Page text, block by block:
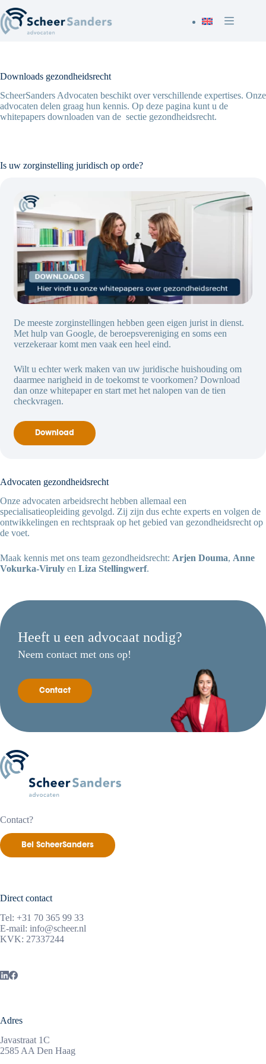
naar
de
inhoud
Downloads gezondheidsrecht
ScheerSanders Advocaten beschikt over verschillende expertises. Onze
advocaten delen graag hun kennis. Op deze pagina kunt u de
whitepapers downloaden van de sectie gezondheidsrecht.
Is uw zorginstelling juridisch op orde?
De meeste zorginstellingen hebben geen eigen jurist in dienst.
Met hulp van Google, de beroepsvereniging en soms een
verzekeraar komt men vaak een heel eind.
Wilt u echter werk maken van uw juridische huishouding om
daarmee narigheid in de toekomst te voorkomen? Download
dan onze whitepaper en start met het nalopen van de tien
checkvragen.
Download
Advocaten gezondheidsrecht
Onze advocaten arbeidsrecht hebben allemaal een
specialisatieopleiding gevolgd. Zij zijn dus echte experts en volgen de
ontwikkelingen en rechtspraak op het gebied van gezondheidsrecht op
de voet.
Maak kennis met ons team gezondheidsrecht: Arjen Douma, Anne
Vokurka-Viruly en Liza Stellingwerf.
Heeft u een advocaat nodig?
Neem contact met ons op!
Contact
Contact?
Bel ScheerSanders
Direct contact
Tel: +31 70 365 99 33
E-mail: info@scheer.nl
KVK: 27337244
Adres
Javastraat 1C
2585 AA Den Haag